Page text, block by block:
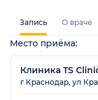
Запись О враче
Место приёма:
Клиника TS
г Краснодар, ул